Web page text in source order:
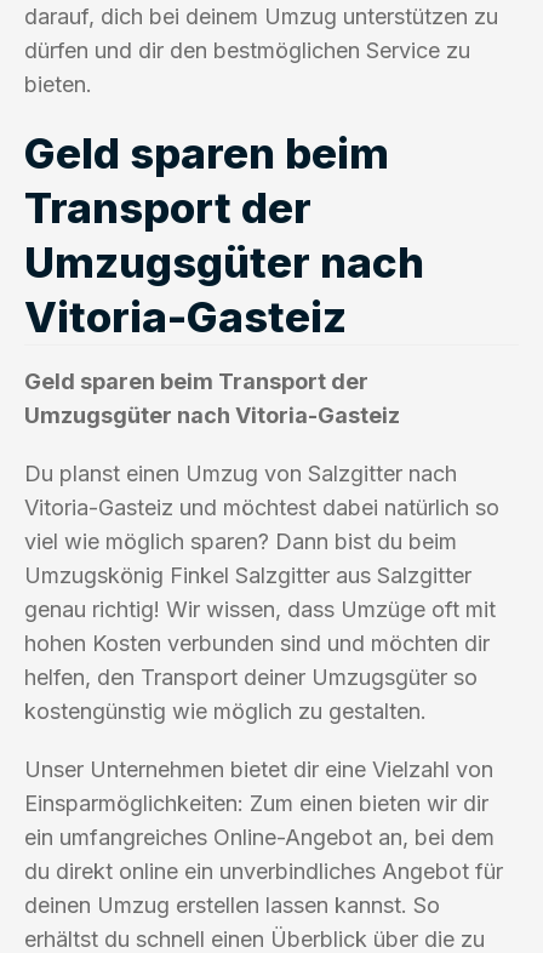
darauf, dich bei deinem Umzug unterstützen zu
dürfen und dir den bestmöglichen Service zu
bieten.
Geld sparen beim
Transport der
Umzugsgüter nach
Vitoria-Gasteiz
Geld sparen beim Transport der
Umzugsgüter nach Vitoria-Gasteiz
Du planst einen Umzug von Salzgitter nach
Vitoria-Gasteiz und möchtest dabei natürlich so
viel wie möglich sparen? Dann bist du beim
Umzugskönig Finkel Salzgitter aus Salzgitter
genau richtig! Wir wissen, dass Umzüge oft mit
hohen Kosten verbunden sind und möchten dir
helfen, den Transport deiner Umzugsgüter so
kostengünstig wie möglich zu gestalten.
Unser Unternehmen bietet dir eine Vielzahl von
Einsparmöglichkeiten: Zum einen bieten wir dir
ein umfangreiches Online-Angebot an, bei dem
du direkt online ein unverbindliches Angebot für
deinen Umzug erstellen lassen kannst. So
erhältst du schnell einen Überblick über die zu